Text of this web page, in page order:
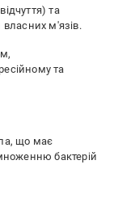
та
власних м'язів.
та
що має
бактерій